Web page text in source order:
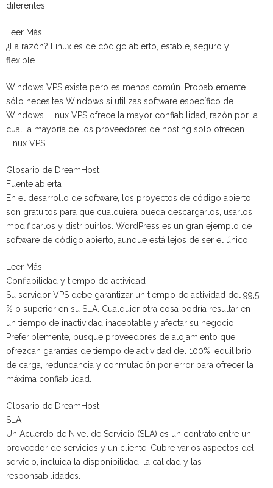
diferentes.
Leer Más
¿La razón? Linux es de código abierto, estable, seguro y
flexible.
Windows VPS existe pero es menos común. Probablemente
sólo necesites Windows si utilizas software específico de
Windows. Linux VPS ofrece la mayor confiabilidad, razón por la
cual la mayoría de los proveedores de hosting solo ofrecen
Linux VPS.
Glosario de DreamHost
Fuente abierta
En el desarrollo de software, los proyectos de código abierto
son gratuitos para que cualquiera pueda descargarlos, usarlos,
modificarlos y distribuirlos. WordPress es un gran ejemplo de
software de código abierto, aunque está lejos de ser el único.
Leer Más
Confiabilidad y tiempo de actividad
Su servidor VPS debe garantizar un tiempo de actividad del 99,5
% o superior en su SLA. Cualquier otra cosa podría resultar en
un tiempo de inactividad inaceptable y afectar su negocio.
Preferiblemente, busque proveedores de alojamiento que
ofrezcan garantías de tiempo de actividad del 100%, equilibrio
de carga, redundancia y conmutación por error para ofrecer la
máxima confiabilidad.
Glosario de DreamHost
SLA
Un Acuerdo de Nivel de Servicio (SLA) es un contrato entre un
proveedor de servicios y un cliente. Cubre varios aspectos del
servicio, incluida la disponibilidad, la calidad y las
responsabilidades.